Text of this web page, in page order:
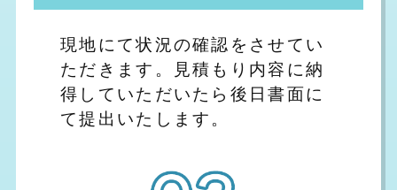
現地にて状況の確認をさせてい
ただきます。見積もり内容に納
得していただいたら後日書面に
て提出いたします。